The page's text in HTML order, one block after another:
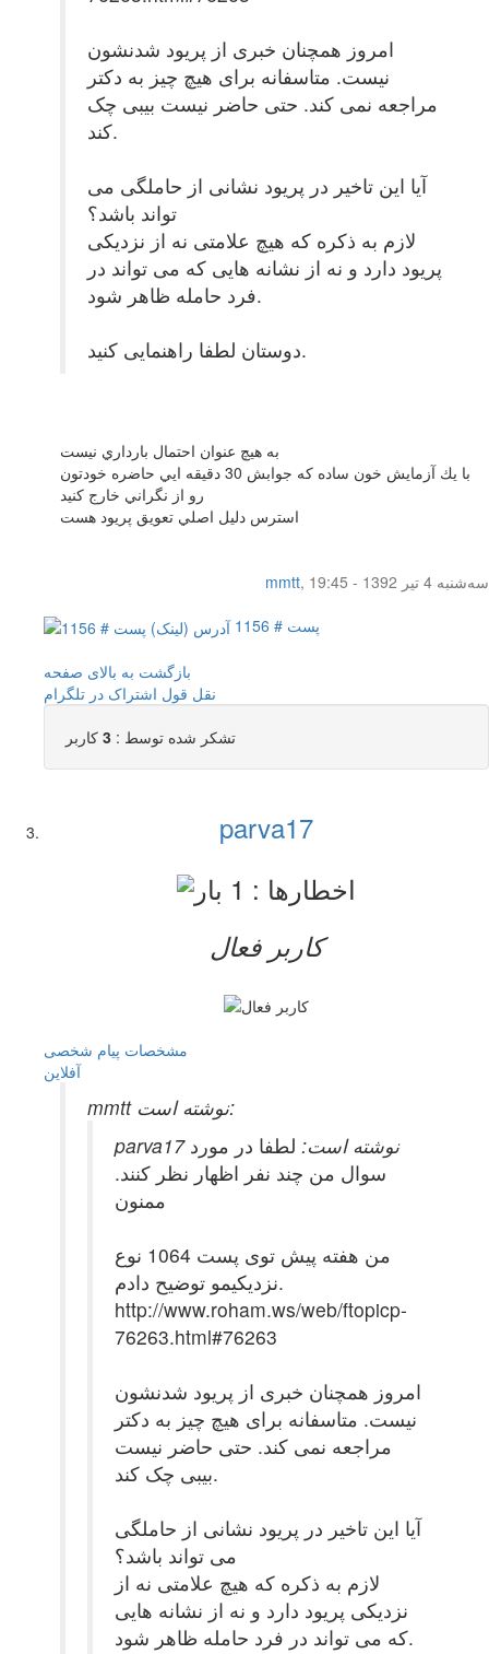
امروز همچنان خبری از پریود شدنشون
نیست. متاسفانه برای هیچ چیز به دکتر
مراجعه نمی کند. حتی حاضر نیست بیبی چک
کند.
آیا این تاخیر در پریود نشانی از حاملگی می
تواند باشد؟
لازم به ذکره که هیچ علامتی نه از نزدیکی
پریود دارد و نه از نشانه هایی که می تواند در
فرد حامله ظاهر شود.
دوستان لطفا راهنمایی کنید.
به هيچ عنوان احتمال بارداري نيست
با يك آزمايش خون ساده كه جوابش 30 دقيقه ايي حاضره خودتون
رو از نگراني خارج كنيد
استرس دليل اصلي تعويق پريود هست
mmtt,
سه‌شنبه 4 تیر 1392 - 19:45
پست # 1156
بازگشت به بالای صفحه
نقل قول اشتراک در تلگرام
تشکر شده توسط : 3 کاربر
parva17
کاربر فعال
مشخصات پیام شخصی
آفلاين
mmtt نوشته است:
parva17 نوشته است: لطفا در مورد
سوال من چند نفر اظهار نظر کنند.
ممنون
من هفته پیش توی پست 1064 نوع
نزدیکیمو توضیح دادم.
http://www.roham.ws/web/ftopicp-
76263.html#76263
امروز همچنان خبری از پریود شدنشون
نیست. متاسفانه برای هیچ چیز به دکتر
مراجعه نمی کند. حتی حاضر نیست
بیبی چک کند.
آیا این تاخیر در پریود نشانی از حاملگی
می تواند باشد؟
لازم به ذکره که هیچ علامتی نه از
نزدیکی پریود دارد و نه از نشانه هایی
که می تواند در فرد حامله ظاهر شود.